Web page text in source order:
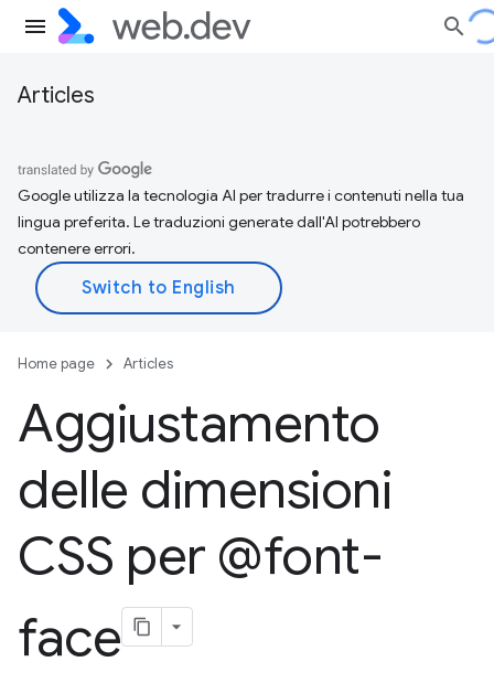
Articles
Google utilizza la tecnologia AI per tradurre i contenuti nella tua
lingua preferita. Le traduzioni generate dall'AI potrebbero
contenere errori.
Home page Articles
Aggiustamento
delle dimensioni
CSS per @font-
face